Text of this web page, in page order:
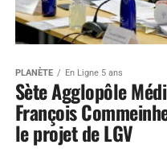
PLANÈTE En Ligne 5 ans
Sète Agglopôle
François
le projet de LGV